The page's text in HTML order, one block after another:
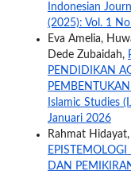
Indonesian
(2025): Vol. 1
Eva Amelia,
Dede Zubaidah,
PENDIDIKAN
Islamic Studies
Januari 2026
Rahmat
DAN